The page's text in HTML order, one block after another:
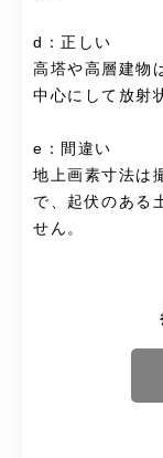
d：正しい
高塔や高層建物
中心にして放射
e：間違い
地上画素寸法は
で、起伏のある
せん。